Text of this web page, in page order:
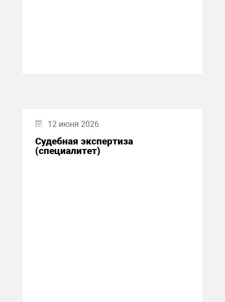
12 июня 2026
Судебная экспертиза
(специалитет)